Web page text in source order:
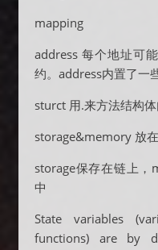
mapping
address 每个地址可
约。address内置了一
sturct 用.来方法结构
storage&memory 放
storage保存在链上
中
State variables
functions) are by